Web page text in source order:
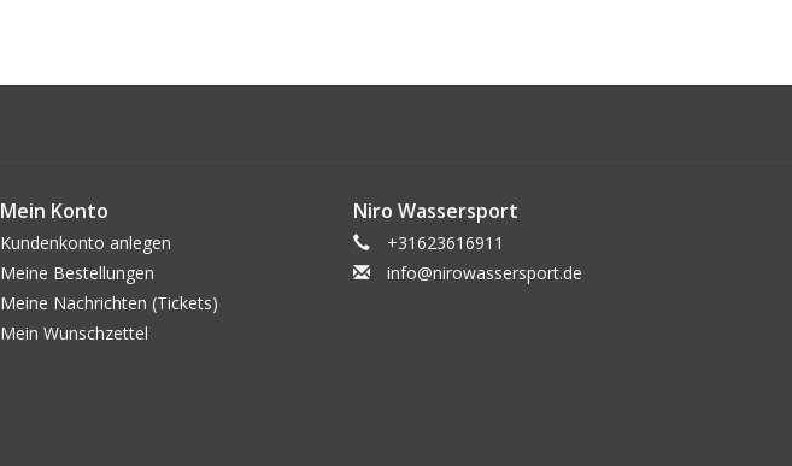
Mein Konto
Kundenkonto anlegen
Meine Bestellungen
Meine Nachrichten (Tickets)
Mein Wunschzettel
Niro Wassersport
+31623616911
info@nirowassersport.de